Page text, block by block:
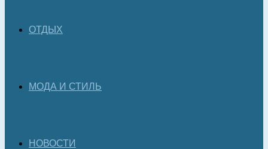
ОТДЫХ
МОДА И СТИЛЬ
НОВОСТИ